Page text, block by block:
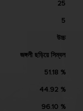
25
5
উচ্চ
জঙ্গলী ছড়িয়ে সিম্বল
51.18 %
44.92 %
96.10 %